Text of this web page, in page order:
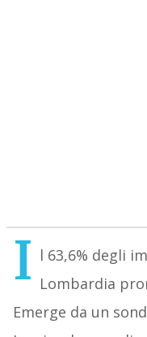
I l 63,6% degli
Lombardia
Emerge da un